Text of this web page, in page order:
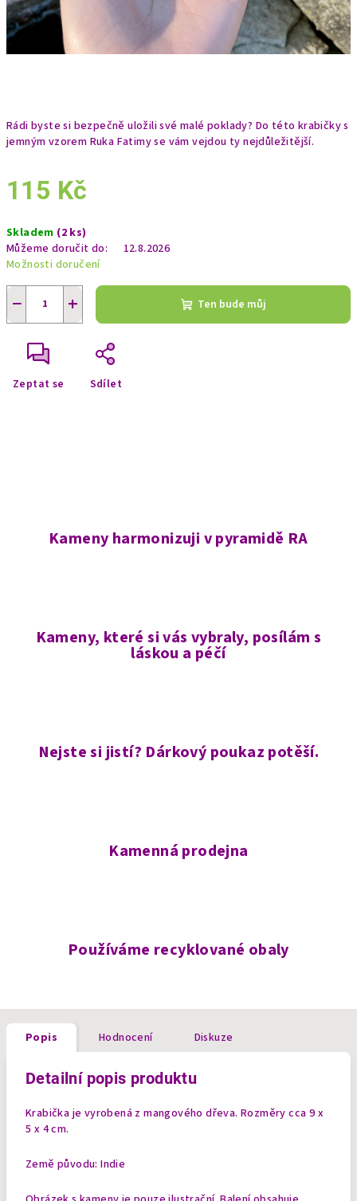
Rádi byste si bezpečně uložili své malé poklady? Do této krabičky s
jemným vzorem Ruka Fatimy se vám vejdou ty nejdůležitější.
115 Kč
cena:
Skladem (2 ks)
Můžeme doručit do:
12.8.2026
Možnosti doručení
+
− Ten bude můj
Zeptat se Sdílet
Kameny harmonizuji v pyramidě RA
Kameny, které si vás vybraly, posílám s
láskou a péčí
Nejste si jistí? Dárkový poukaz potěší.
Kamenná prodejna
Používáme recyklované obaly
Popis Hodnocení Diskuze
Detailní popis produktu
Krabička je vyrobená z mangového dřeva. Rozměry cca 9 x
5 x 4 cm.
Země původu: Indie